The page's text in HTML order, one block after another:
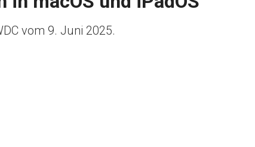
vom 9. Juni 2025.